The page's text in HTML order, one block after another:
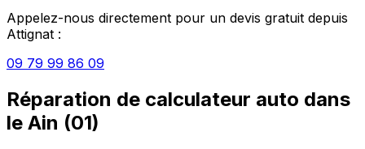
Appelez-nous directement pour un devis gratuit depuis
Attignat :
09 79 99 86 09
Réparation de calculateur auto dans
le Ain (01)